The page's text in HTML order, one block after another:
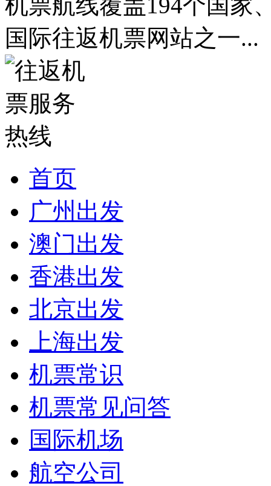
国际往返机票网站之一...
首页
广州出发
澳门出发
香港出发
北京出发
上海出发
机票常识
机票常见问答
国际机场
航空公司